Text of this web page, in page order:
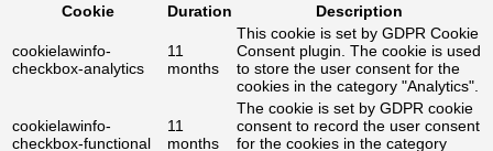
Cookie
Duration Description
cookielawinfo-
checkbox-analytics
11
months
This cookie is set by GDPR Cookie
Consent plugin. The cookie is used
to store the user consent for the
cookies in the category "Analytics".
cookielawinfo-
checkbox-functional
11
months
The cookie is set by GDPR cookie
consent to record the user consent
for the cookies in the category